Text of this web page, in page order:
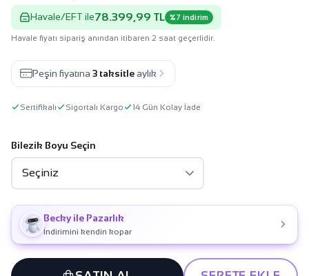
Havale/EFT ile78.399,99 TL %7 indirim
Havale fiyatı sipariş anından itibaren 2 saat geçerlidir.
Peşin fiyatına 3 taksitle aylık
Sertifikalı Sigortalı Kargo 14 Gün Kolay İade
Bilezik Boyu Seçin
Becky ile Pazarlık
İndirimini kendin kopar